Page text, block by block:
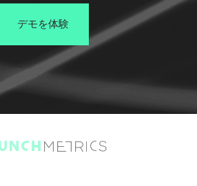
デモを体験